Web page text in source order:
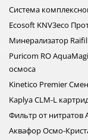
Система
Ecosoft KNV3eco
Минерализатор
Puricom RO
осмоса
Kinetico Premier
Kaplya CLM-L
Фильтр от нитратов
Аквафор Осмо-